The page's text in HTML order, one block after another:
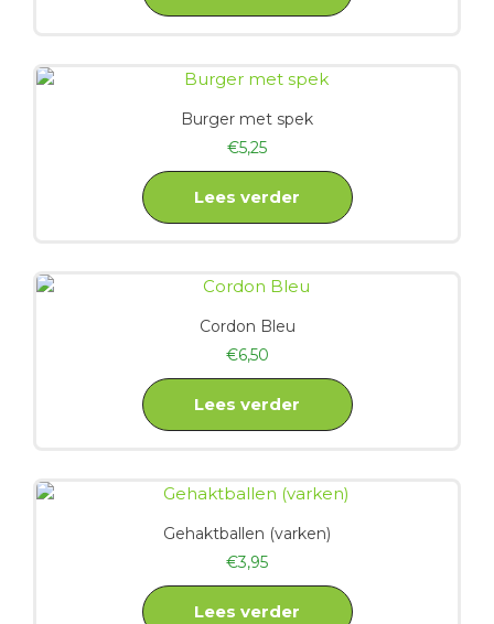
Burger met spek
€5,25
Lees verder
Cordon Bleu
€6,50
Lees verder
Gehaktballen (varken)
€3,95
Lees verder